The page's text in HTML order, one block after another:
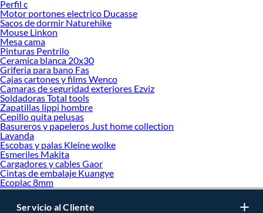
Perfil c
Motor portones electrico Ducasse
Sacos de dormir Naturehike
Mouse Linkon
Mesa cama
Pinturas Pentrilo
Ceramica blanca 20x30
Griferia para bano Fas
Cajas cartones y films Wenco
Camaras de seguridad exteriores Ezviz
Soldadoras Total tools
Zapatillas lippi hombre
Cepillo quita pelusas
Basureros y papeleros Just home collection
Lavanda
Escobas y palas Kleine wolke
Esmeriles Makita
Cargadores y cables Gaor
Cintas de embalaje Kuangye
Ecoplac 8mm
Servicio al Cliente